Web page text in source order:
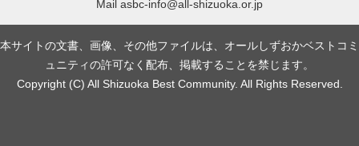
Mail asbc-info@all-shizuoka.or.jp
本サイトの文書、画像、その他ファイルは、オールしずおかベストコミ
ュニティの許可なく配布、掲載することを禁じます。
Copyright (C) All Shizuoka Best Community. All Rights Reserved.